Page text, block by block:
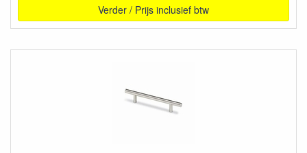
Verder / Prijs inclusief btw